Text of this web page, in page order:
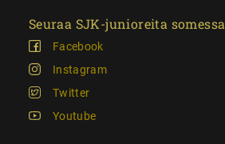
Seuraa SJK-junioreita somessa
Facebook
Instagram
Twitter
Youtube